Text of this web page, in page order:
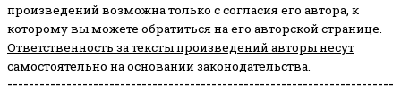
произведений возможна только с согласия его автора, к
которому вы можете обратиться на его авторской странице.
Ответственность за тексты произведений авторы несут
самостоятельно на основании законодательства.
------------------------------------------------------------------------